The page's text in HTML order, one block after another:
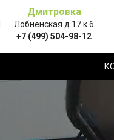
Дмитровка
Лобненская д.17 к.6
+7 (499) 504-98-12